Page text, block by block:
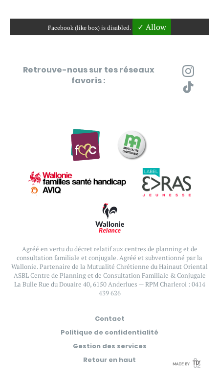
Facebook (like box) is disabled. ✓ Allow
Retrouve-nous sur tes réseaux
favoris :
Agréé en vertu du décret relatif aux centres de planning et de
consultation familiale et conjugale.Agréé et subventionné par la
Wallonie. Partenaire de la Mutualité Chrétienne du Hainaut Oriental
ASBL Centre de Planning et de Consultation Familiale & Conjugale
La Bulle Rue du Douaire 40, 6150 Anderlues — RPM Charleroi : 0414
439 626
Contact
Politique de confidentialité
Gestion des services
Retour en haut